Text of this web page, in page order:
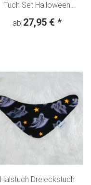
Tuch Set Halloween
ab 27,95 € *
Halstuch Dreieckstuch